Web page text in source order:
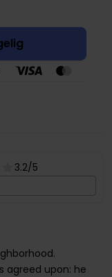
3.2/5
agreed upon: he